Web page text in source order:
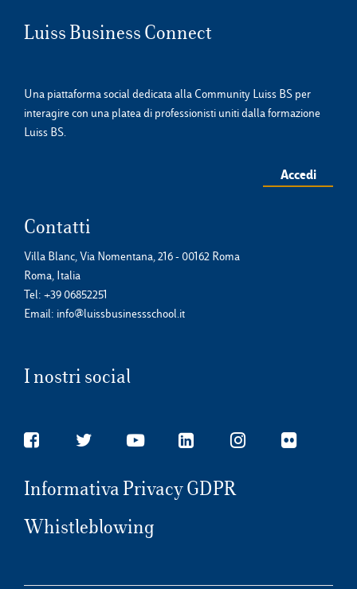
Luiss Business Connect
Una piattaforma social dedicata alla Community Luiss BS per
interagire con una platea di professionisti uniti dalla formazione
Luiss BS.
Accedi
Contatti
Villa Blanc, Via Nomentana, 216 - 00162 Roma
Roma, Italia
Tel: +39 06852251
Email: info@luissbusinessschool.it
I nostri social
Informativa Privacy GDPR
Whistleblowing